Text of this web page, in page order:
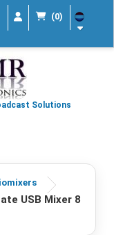
(0)
Solutions
USB Mixer 8